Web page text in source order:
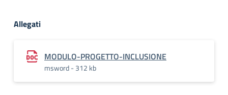
Allegati
MODULO-PROGETTO-INCLUSIONE
msword - 312 kb